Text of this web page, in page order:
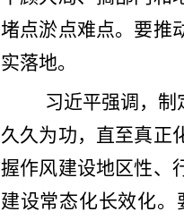
堵点淤点难点。要推
实落地。
习近平强调，制
久久为功，直至真正
握作风建设地区性、
建设常态化长效化